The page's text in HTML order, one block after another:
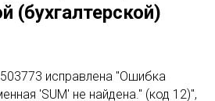
(бухгалтерской)
исправлена "Ошибка
'SUM' не найдена." (код 12)",